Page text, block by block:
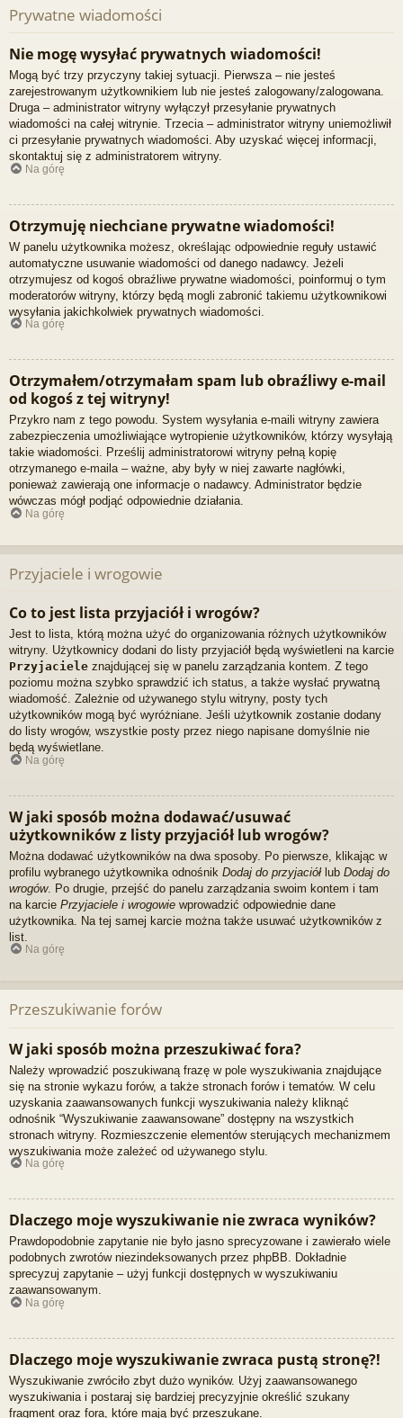
Prywatne wiadomości
Nie mogę wysyłać prywatnych wiadomości!
Mogą być trzy przyczyny takiej sytuacji. Pierwsza – nie jesteś
zarejestrowanym użytkownikiem lub nie jesteś zalogowany/zalogowana.
Druga – administrator witryny wyłączył przesyłanie prywatnych
wiadomości na całej witrynie. Trzecia – administrator witryny uniemożliwił
ci przesyłanie prywatnych wiadomości. Aby uzyskać więcej informacji,
skontaktuj się z administratorem witryny.
Na górę
Otrzymuję niechciane prywatne wiadomości!
W panelu użytkownika możesz, określając odpowiednie reguły ustawić
automatyczne usuwanie wiadomości od danego nadawcy. Jeżeli
otrzymujesz od kogoś obraźliwe prywatne wiadomości, poinformuj o tym
moderatorów witryny, którzy będą mogli zabronić takiemu użytkownikowi
wysyłania jakichkolwiek prywatnych wiadomości.
Na górę
Otrzymałem/otrzymałam spam lub obraźliwy e-mail
od kogoś z tej witryny!
Przykro nam z tego powodu. System wysyłania e-maili witryny zawiera
zabezpieczenia umożliwiające wytropienie użytkowników, którzy wysyłają
takie wiadomości. Prześlij administratorowi witryny pełną kopię
otrzymanego e-maila – ważne, aby były w niej zawarte nagłówki,
ponieważ zawierają one informacje o nadawcy. Administrator będzie
wówczas mógł podjąć odpowiednie działania.
Na górę
Przyjaciele i wrogowie
Co to jest lista przyjaciół i wrogów?
Jest to lista, którą można użyć do organizowania różnych użytkowników
witryny. Użytkownicy dodani do listy przyjaciół będą wyświetleni na karcie
Przyjaciele znajdującej się w panelu zarządzania kontem. Z tego
poziomu można szybko sprawdzić ich status, a także wysłać prywatną
wiadomość. Zależnie od używanego stylu witryny, posty tych
użytkowników mogą być wyróżniane. Jeśli użytkownik zostanie dodany
do listy wrogów, wszystkie posty przez niego napisane domyślnie nie
będą wyświetlane.
Na górę
W jaki sposób można dodawać/usuwać
użytkowników z listy przyjaciół lub wrogów?
Można dodawać użytkowników na dwa sposoby. Po pierwsze, klikając w
profilu wybranego użytkownika odnośnik Dodaj do przyjaciół lub Dodaj do
wrogów. Po drugie, przejść do panelu zarządzania swoim kontem i tam
na karcie Przyjaciele i wrogowie wprowadzić odpowiednie dane
użytkownika. Na tej samej karcie można także usuwać użytkowników z
list.
Na górę
Przeszukiwanie forów
W jaki sposób można przeszukiwać fora?
Należy wprowadzić poszukiwaną frazę w pole wyszukiwania znajdujące
się na stronie wykazu forów, a także stronach forów i tematów. W celu
uzyskania zaawansowanych funkcji wyszukiwania należy kliknąć
odnośnik “Wyszukiwanie zaawansowane” dostępny na wszystkich
stronach witryny. Rozmieszczenie elementów sterujących mechanizmem
wyszukiwania może zależeć od używanego stylu.
Na górę
Dlaczego moje wyszukiwanie nie zwraca wyników?
Prawdopodobnie zapytanie nie było jasno sprecyzowane i zawierało wiele
podobnych zwrotów niezindeksowanych przez phpBB. Dokładnie
sprecyzuj zapytanie – użyj funkcji dostępnych w wyszukiwaniu
zaawansowanym.
Na górę
Dlaczego moje wyszukiwanie zwraca pustą stronę?!
Wyszukiwanie zwróciło zbyt dużo wyników. Użyj zaawansowanego
wyszukiwania i postaraj się bardziej precyzyjnie określić szukany
fragment oraz fora, które mają być przeszukane.